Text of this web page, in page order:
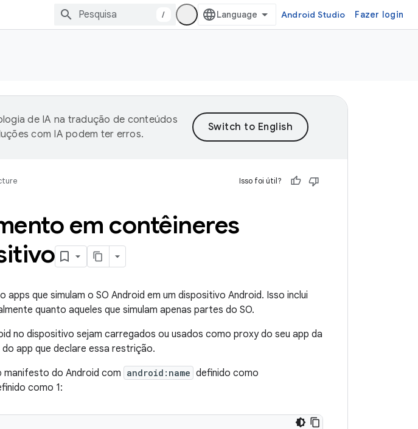
/ Android Studio Fazer login
de IA na tradução de conteúdos
com IA podem ter erros.
Isso foi útil?
em contêineres
apps que simulam o SO Android em um dispositivo Android. Isso inclui
quanto aqueles que simulam apenas partes do SO.
no dispositivo sejam carregados ou usados como proxy do seu app da
app que declare essa restrição.
manifesto do Android com android:name definido como
como 1: